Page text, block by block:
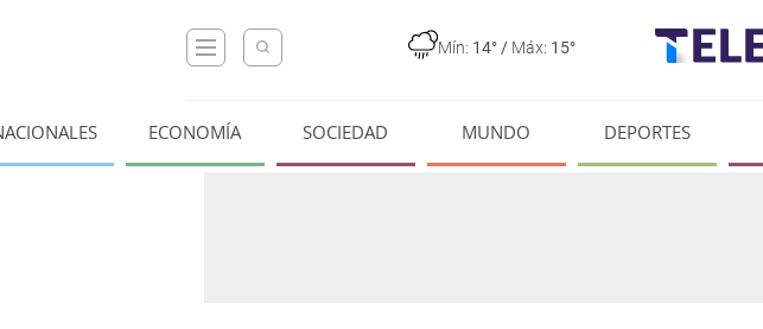
Mín: 14° / Máx: 15°
ECONOMÍA SOCIEDAD MUNDO DEPORTES